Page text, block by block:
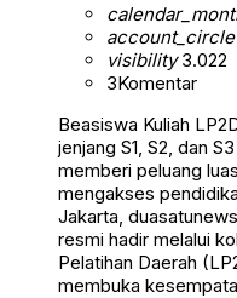
account_circle
visibility3.022
3Komentar
Beasiswa Kuliah
jenjang S1, S2, dan
memberi peluang
mengakses
Jakarta,
resmi hadir melalui
Pelatihan Daerah
membuka